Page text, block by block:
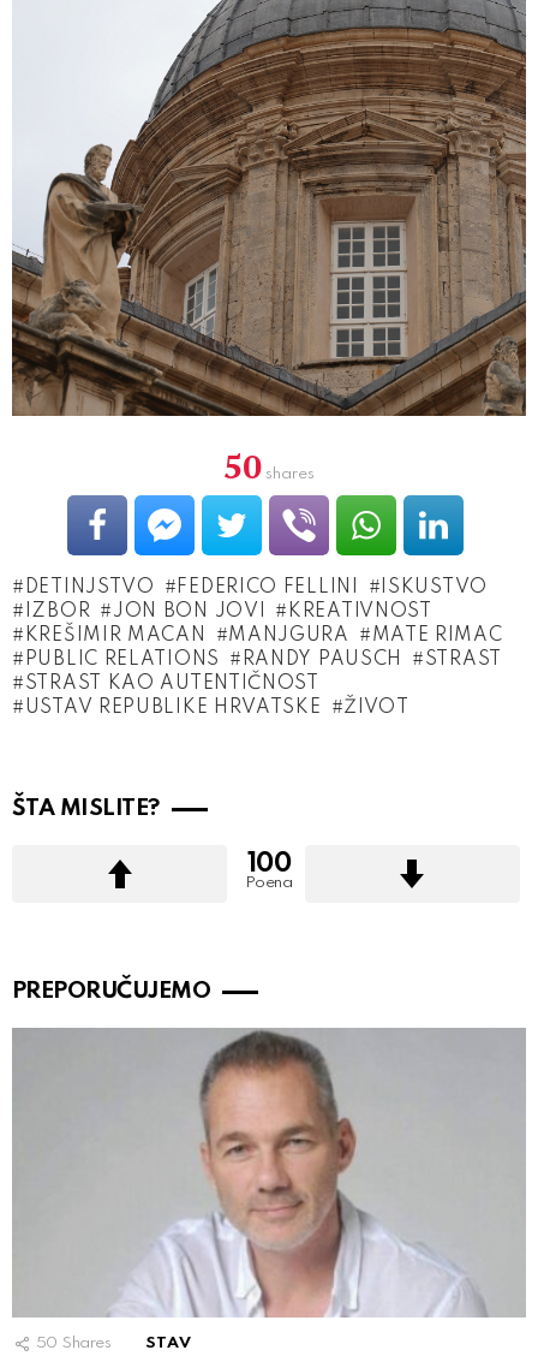
50 shares
DETINJSTVO FEDERICO FELLINI
ISKUSTVO
IZBOR
JON BON JOVI
KREATIVNOST
KREŠIMIR MACAN
MANJGURA
MATE RIMAC
PUBLIC RELATIONS
RANDY PAUSCH
STRAST
STRAST KAO AUTENTIČNOST
USTAV REPUBLIKE HRVATSKE
ŽIVOT
ŠTA MISLITE?
100
Poena
PREPORUČUJEMO
50 Shares STAV